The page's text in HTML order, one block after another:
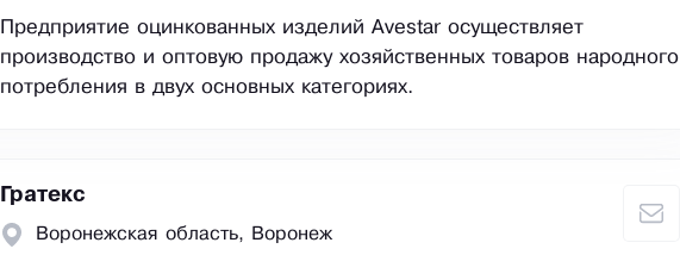
Предприятие оцинкованных изделий Avestar осуществляет
производство и оптовую продажу хозяйственных товаров народного
потребления в двух основных категориях.
Гратекс
Воронежская область, Воронеж